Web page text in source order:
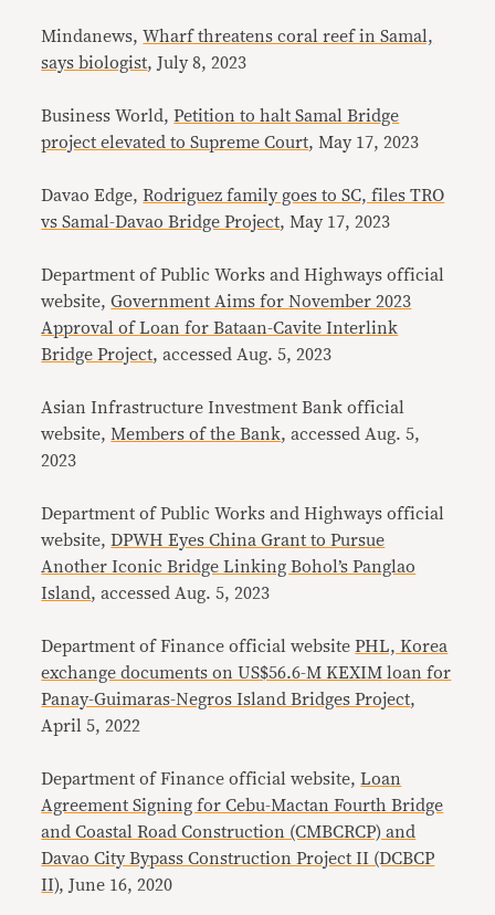
Mindanews,Wharf threatens coral reef in Samal,
says biologist, July 8, 2023
Business World,Petition to halt Samal Bridge
project elevated to Supreme Court, May 17, 2023
Davao Edge,Rodriguez family goes to SC, files TRO
vs Samal-Davao Bridge Project, May 17, 2023
Department of Public Works and Highways official
website,Government Aims for November 2023
Approval of Loan for Bataan-Cavite Interlink
Bridge Project, accessed Aug. 5, 2023
Asian Infrastructure Investment Bank official
website, Members of the Bank, accessed Aug. 5,
2023
Department of Public Works and Highways official
website,DPWH Eyes China Grant to Pursue
Another Iconic Bridge Linking Bohol’s Panglao
Island, accessed Aug. 5, 2023
Department of Finance official websitePHL, Korea
exchange documents on US$56.6-M KEXIM loan for
Panay-Guimaras-Negros Island Bridges Project,
April 5, 2022
Department of Finance official website,Loan
Agreement Signing for Cebu-Mactan Fourth Bridge
and Coastal Road Construction (CMBCRCP) and
Davao City Bypass Construction Project II (DCBCP
II), June 16, 2020